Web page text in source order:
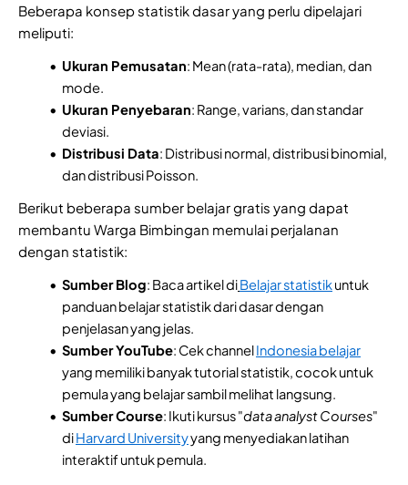
Beberapa konsep statistik dasar yang perlu dipelajari
meliputi:
Ukuran Pemusatan: Mean (rata-rata), median, dan
mode.
Ukuran Penyebaran: Range, varians, dan standar
deviasi.
Distribusi Data: Distribusi normal, distribusi binomial,
dan distribusi Poisson.
Berikut beberapa sumber belajar gratis yang dapat
membantu Warga Bimbingan memulai perjalanan
dengan statistik:
Sumber Blog: Baca artikel diBelajar statistikuntuk
panduan belajar statistik dari dasar dengan
penjelasan yang jelas.
Sumber YouTube: Cek channelIndonesia belajar
yang memiliki banyak tutorial statistik, cocok untuk
pemula yang belajar sambil melihat langsung.
Sumber Course: Ikuti kursus "data analyst Courses"
diHarvard Universityyang menyediakan latihan
interaktif untuk pemula.